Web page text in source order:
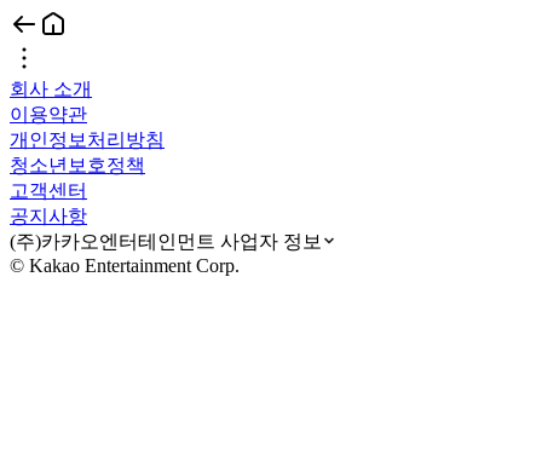
회사 소개
이용약관
개인정보처리방침
청소년보호정책
고객센터
공지사항
(주)카카오엔터테인먼트 사업자 정보
© Kakao Entertainment Corp.